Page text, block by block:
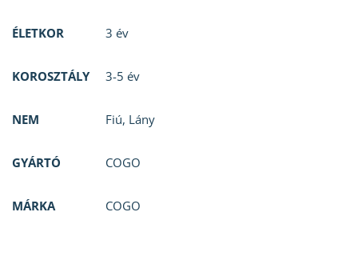
ÉLETKOR 3 év
KOROSZTÁLY 3-5 év
NEM Fiú, Lány
GYÁRTÓ COGO
MÁRKA COGO